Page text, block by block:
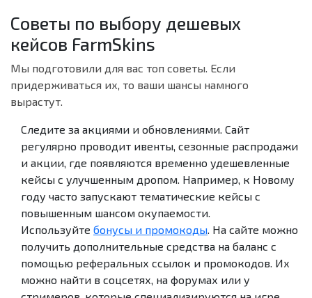
Советы по выбору дешевых
кейсов FarmSkins
Мы подготовили для вас топ советы. Если
придерживаться их, то ваши шансы намного
вырастут.
Следите за акциями и обновлениями. Сайт
регулярно проводит ивенты, сезонные распродажи
и акции, где появляются временно удешевленные
кейсы с улучшенным дропом. Например, к Новому
году часто запускают тематические кейсы с
повышенным шансом окупаемости.
Используйте бонусы и промокоды. На сайте можно
получить дополнительные средства на баланс с
помощью реферальных ссылок и промокодов. Их
можно найти в соцсетях, на форумах или у